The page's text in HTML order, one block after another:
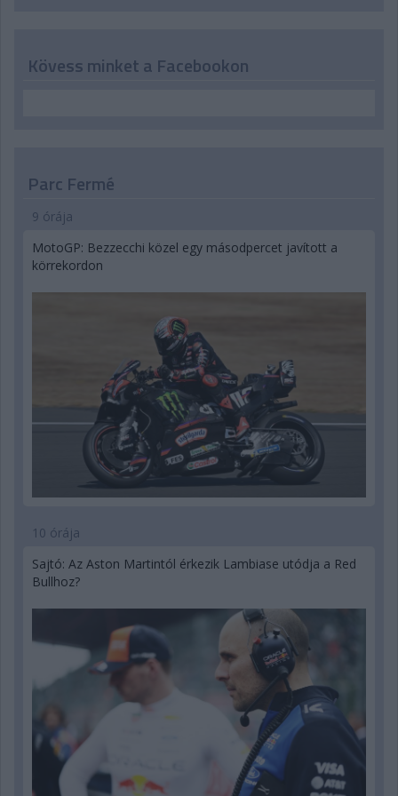
Kövess minket a Facebookon
Parc Fermé
9 órája
MotoGP: Bezzecchi közel egy másodpercet javított a
körrekordon
10 órája
Sajtó: Az Aston Martintól érkezik Lambiase utódja a Red
Bullhoz?